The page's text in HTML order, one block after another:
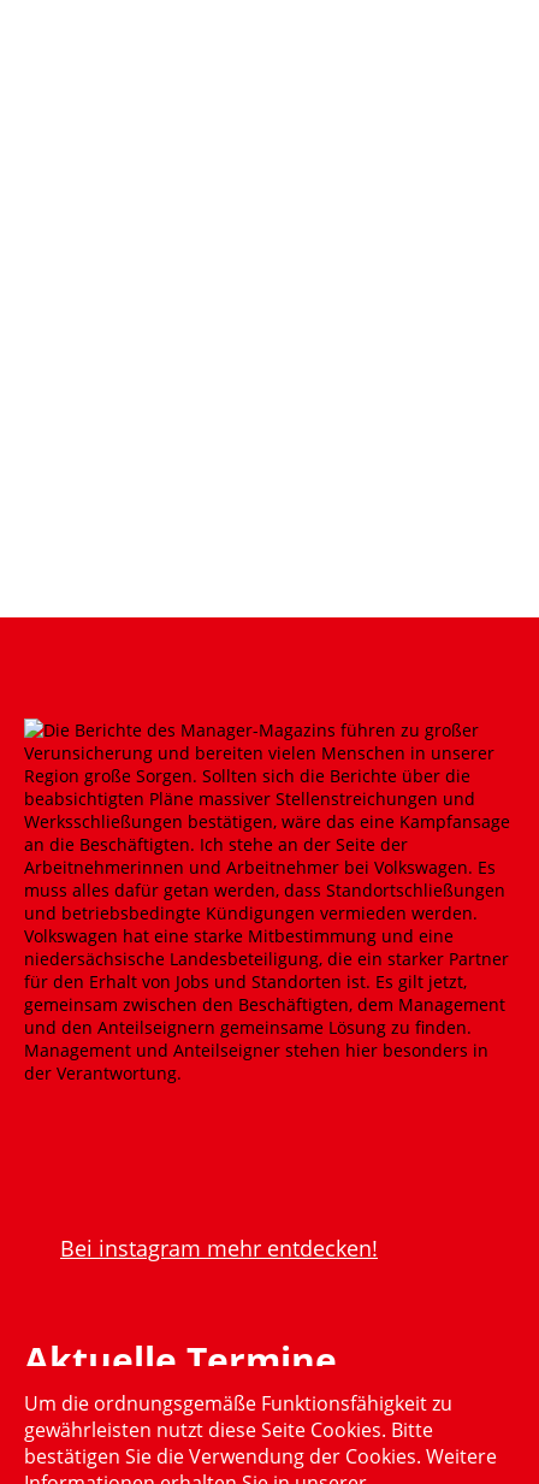
Bei instagram mehr entdecken!
Aktuelle Termine
Momentan gibt es keinen aktuellen Termin
Um die ordnungsgemäße Funktionsfähigkeit zu
gewährleisten nutzt diese Seite Cookies. Bitte
bestätigen Sie die Verwendung der Cookies. Weitere